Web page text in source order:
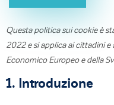
Questa politica sui cookie è
2022 e si applica ai cittadini e
Economico Europeo e della
1. Introduzione